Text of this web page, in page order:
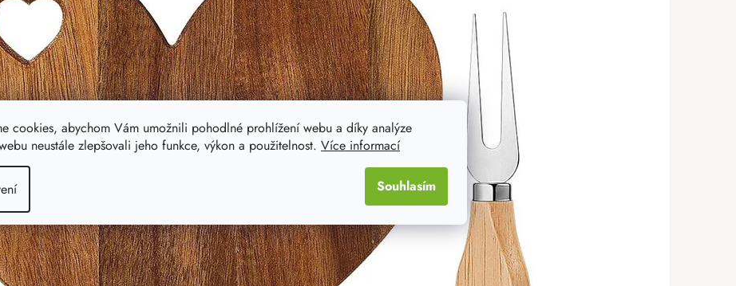
cookies, abychom Vám umožnili pohodlné prohlížení webu a díky analýze
neustále zlepšovali jeho funkce, výkon a použitelnost. Více informací
Souhlasím